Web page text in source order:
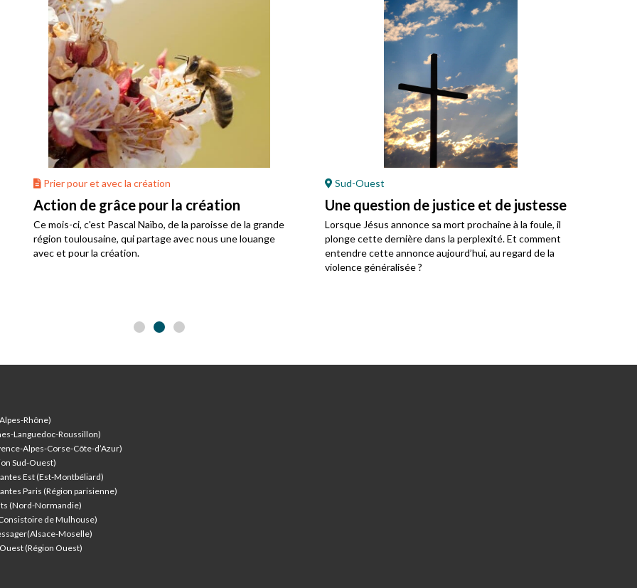
Prier pour et avec la création
Action de grâce pour la création
Ce mois-ci, c'est Pascal Naïbo, de la paroisse de la grande
région toulousaine, qui partage avec nous une louange
avec et pour la création.
Sud-Ouest
Une question de justice et de justesse
Lorsque Jésus annonce sa mort prochaine à la foule, il
plonge cette dernière dans la perplexité. Et comment
entendre cette annonce aujourd’hui, au regard de la
violence généralisée ?
Rhône)
Languedoc-Roussillon)
Alpes-Corse-Côte-d’Azur)
Sud-Ouest)
Est (Est-Montbéliard)
Paris (Région parisienne)
(Nord-Normandie)
de Mulhouse)
Moselle)
(Région Ouest)